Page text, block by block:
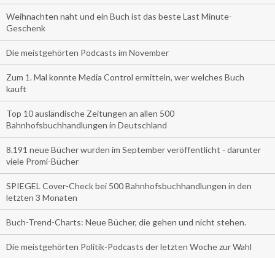
Weihnachten naht und ein Buch ist das beste Last Minute-
Geschenk
Die meistgehörten Podcasts im November
Zum 1. Mal konnte Media Control ermitteln, wer welches Buch
kauft
Top 10 ausländische Zeitungen an allen 500
Bahnhofsbuchhandlungen in Deutschland
8.191 neue Bücher wurden im September veröffentlicht - darunter
viele Promi-Bücher
SPIEGEL Cover-Check bei 500 Bahnhofsbuchhandlungen in den
letzten 3 Monaten
Buch-Trend-Charts: Neue Bücher, die gehen und nicht stehen.
Die meistgehörten Politik-Podcasts der letzten Woche zur Wahl